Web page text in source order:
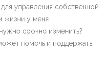
управления собственной
жизни у меня
срочно изменить?
помочь и поддержать